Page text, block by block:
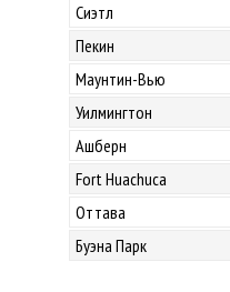
Сиэтл
Пекин
Маунтин-Вью
Уилмингтон
Ашберн
Fort Huachuca
Оттава
Буэна Парк